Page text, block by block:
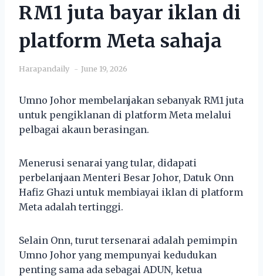
RM1 juta bayar iklan di
platform Meta sahaja
Harapandaily June 19, 2026
Umno Johor membelanjakan sebanyak RM1 juta
untuk pengiklanan di platform Meta melalui
pelbagai akaun berasingan.
Menerusi senarai yang tular, didapati
perbelanjaan Menteri Besar Johor, Datuk Onn
Hafiz Ghazi untuk membiayai iklan di platform
Meta adalah tertinggi.
Selain Onn, turut tersenarai adalah pemimpin
Umno Johor yang mempunyai kedudukan
penting sama ada sebagai ADUN, ketua